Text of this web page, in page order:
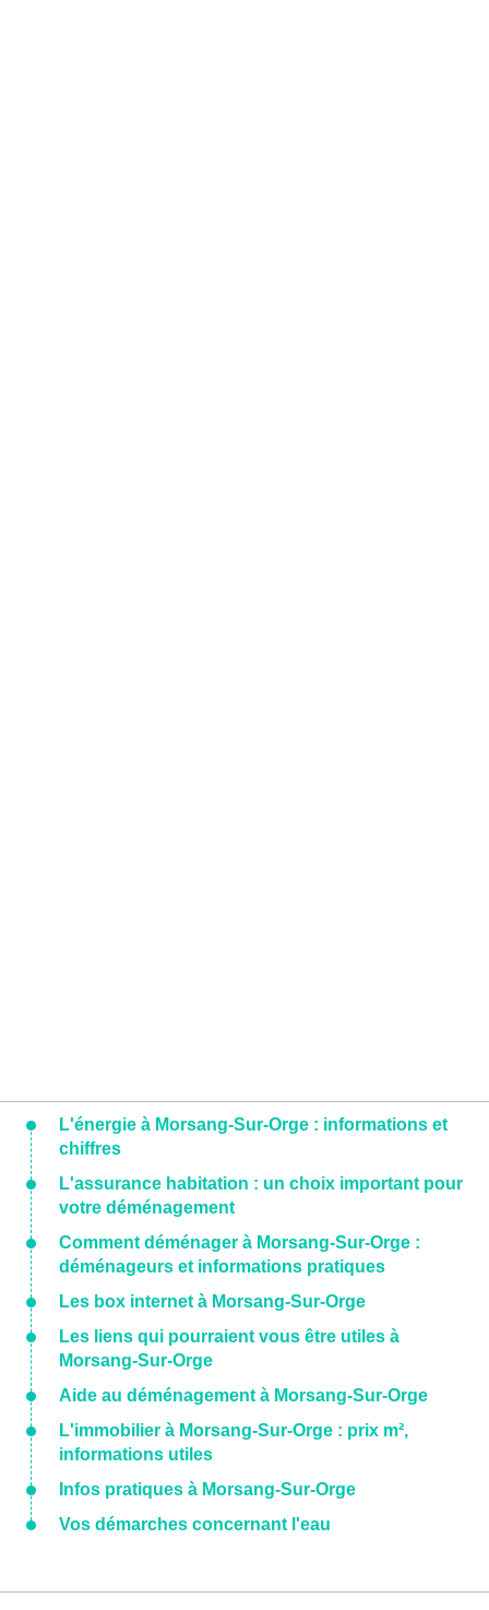
L'énergie à Morsang-Sur-Orge : informations et
chiffres
L'assurance habitation : un choix important pour
votre déménagement
Comment déménager à Morsang-Sur-Orge :
déménageurs et informations pratiques
Les box internet à Morsang-Sur-Orge
Les liens qui pourraient vous être utiles à
Morsang-Sur-Orge
Aide au déménagement à Morsang-Sur-Orge
L'immobilier à Morsang-Sur-Orge : prix m²,
informations utiles
Infos pratiques à Morsang-Sur-Orge
Vos démarches concernant l'eau